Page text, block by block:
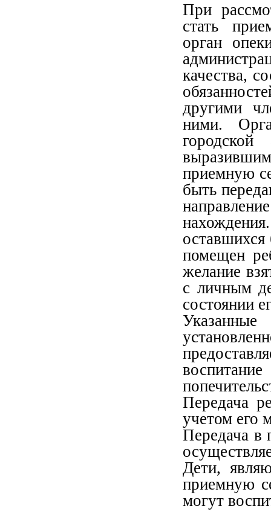
При
стать
орган
качества,
другими
ними.
городской
приемную
быть
оставшихся
помещен
желание
с личным
состоянии
Передача
учетом его
Передача в
Дети,
приемную
могут